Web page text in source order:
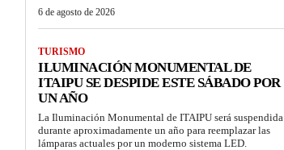
6 de agosto de 2026
TURISMO
ILUMINACIÓN MONUMENTAL DE
ITAIPU SE DESPIDE ESTE SÁBADO POR
UN AÑO
La Iluminación Monumental de ITAIPU será suspendida
durante aproximadamente un año para reemplazar las
lámparas actuales por un moderno sistema LED.